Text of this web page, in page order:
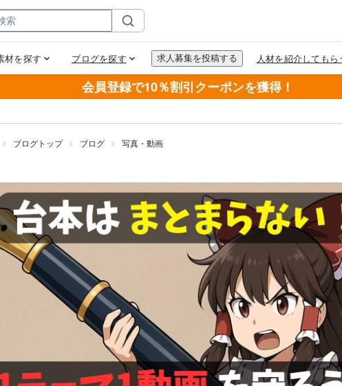
会員登録で10％割引クーポンを獲得！
ブログトップ ブログ 写真・動画